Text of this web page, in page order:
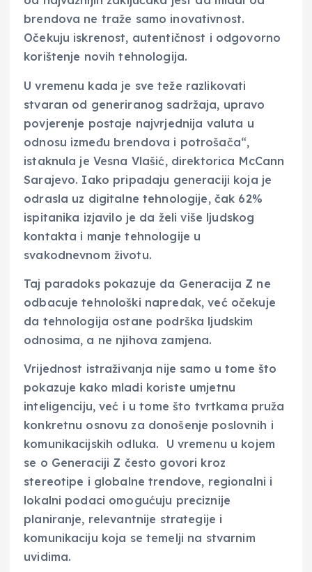
brendova ne traže samo inovativnost.
Očekuju iskrenost, autentičnost i odgovorno
korištenje novih tehnologija.
U vremenu kada je sve teže razlikovati
stvaran od generiranog sadržaja, upravo
povjerenje postaje najvrjednija valuta u
odnosu između brendova i potrošača“,
istaknula je Vesna Vlašić, direktorica McCann
Sarajevo. Iako pripadaju generaciji koja je
odrasla uz digitalne tehnologije, čak 62%
ispitanika izjavilo je da želi više ljudskog
kontakta i manje tehnologije u
svakodnevnom životu.
Taj paradoks pokazuje da Generacija Z ne
odbacuje tehnološki napredak, već očekuje
da tehnologija ostane podrška ljudskim
odnosima, a ne njihova zamjena.
Vrijednost istraživanja nije samo u tome što
pokazuje kako mladi koriste umjetnu
inteligenciju, već i u tome što tvrtkama pruža
konkretnu osnovu za donošenje poslovnih i
komunikacijskih odluka. U vremenu u kojem
se o Generaciji Z često govori kroz
stereotipe i globalne trendove, regionalni i
lokalni podaci omogućuju preciznije
planiranje, relevantnije strategije i
komunikaciju koja se temelji na stvarnim
uvidima.